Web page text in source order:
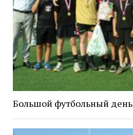
Большой футбольный день